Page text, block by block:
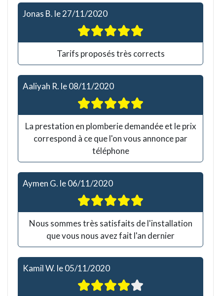
Jonas B. le27/11/2020
Tarifs proposés très corrects
Aaliyah R. le08/11/2020
La prestation en plomberie demandée et le prix
correspond à ce que l'on vous annonce par
téléphone
Aymen G. le06/11/2020
Nous sommes très satisfaits de l'installation
que vous nous avez fait l'an dernier
Kamil W. le05/11/2020